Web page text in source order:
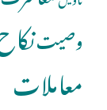
وصیت
معاملات